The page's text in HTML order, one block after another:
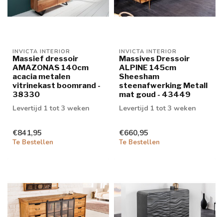
INVICTA INTERIOR
Massief dressoir
AMAZONAS 140cm
acacia metalen
vitrinekast boomrand -
38330
Levertijd 1 tot 3 weken
€841,95
Te Bestellen
INVICTA INTERIOR
Massives Dressoir
ALPINE 145cm
Sheesham
steenafwerking Metall
mat goud - 43449
Levertijd 1 tot 3 weken
€660,95
Te Bestellen